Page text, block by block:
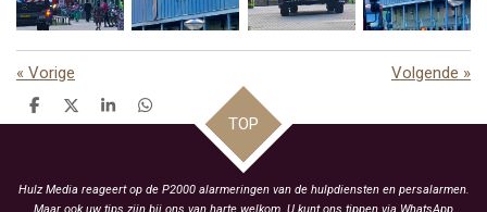
« Vorige Volgende »
D
e
D
e
S
h
D
e
TOP
Hulz Media reageert op de P2000 alarmeringen van de hulpdiensten en persalarmen.